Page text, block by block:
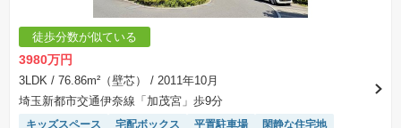
徒歩分数が似ている
3980万円
3LDK / 76.86m²（壁芯）
/ 2011年10月
埼玉新都市交通伊奈線「加茂宮」歩9分
キッズスペース 宅配ボックス 平置駐車場 閑静な住宅地